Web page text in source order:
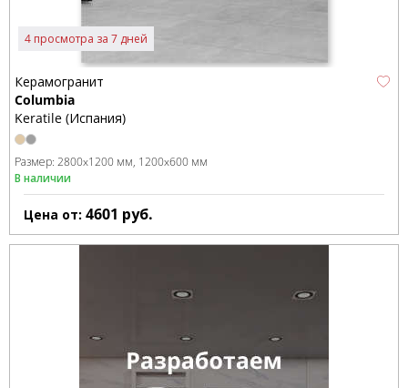
4 просмотра за 7 дней
Керамогранит
Columbia
Keratile (Испания)
Размер: 2800x1200 мм 1200x600 мм
В наличии
Цена от: 4601 руб.